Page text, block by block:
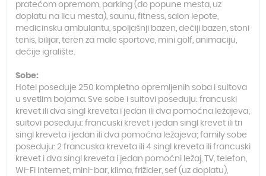
pratećom opremom, parking (do popune mesta, uz
doplatu na licu mesta), saunu, fitness, salon lepote,
medicinsku ambulantu, spoljašnji bazen, dečiji bazen, stoni
tenis, bilijar, teren za male sportove, mini golf, animaciju,
dečije igralište.
Sobe:
Hotel poseduje 250 kompletno opremljenih soba i suitova
u svetlim bojama. Sve sobe i suitovi poseduju: francuski
krevet ili dva singl kreveta i jedan ili dva pomoćna ležajeva;
suitovi poseduju: francuski krevet i jedan singl krevet ili tri
singl kreveta i jedan ili dva pomoćna ležajeva; family sobe
poseduju: 2 francuska kreveta ili 4 singl kreveta ili francuski
krevet i dva singl kreveta i jedan pomoćni ležaj, TV, telefon,
Wi-Fi internet, mini-bar, klima, frižider, sef (uz doplatu),